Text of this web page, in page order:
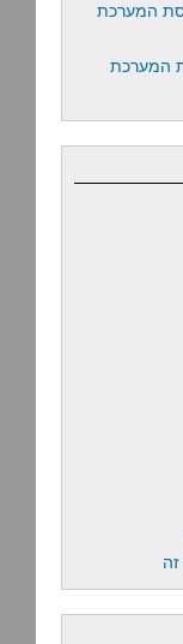
המערכת
המערכת